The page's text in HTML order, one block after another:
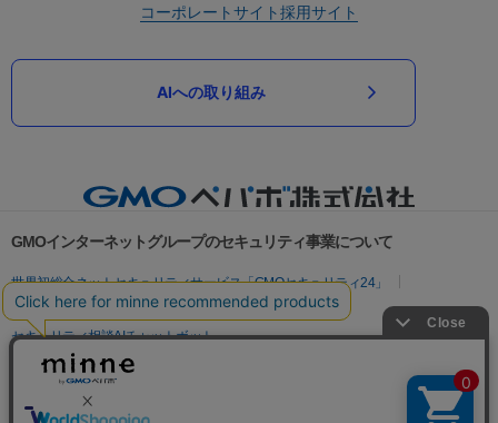
コーポレートサイト採用サイト
AIへの取り組み
GMOインターネットグループのセキュリティ事業について
世界初総合ネットセキュリティサービス「GMOセキュリティ24」
パスワード漏洩診断
Webサイトリスク診断
セキュリティ相談AIチャットボット
実在証明・盗聴対策
サイバー攻撃対策（GMO Flatt Security）